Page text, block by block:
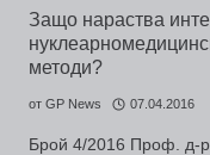
Защо нараства
методи?
от GP News 07.04.2016
Брой 4/2016 Проф. д-